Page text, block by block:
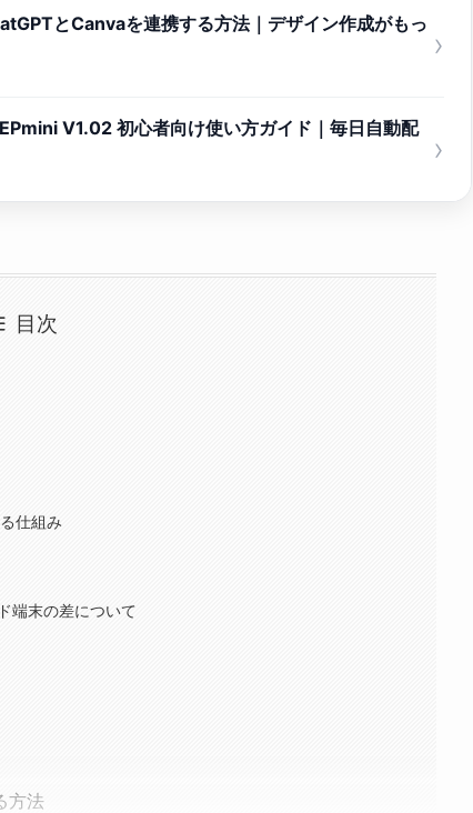
とCanvaを連携する方法｜デザイン作成がもっ
›
V1.02 初心者向け使い方ガイド｜毎日自動配
›
目次
仕組み
端末の差について
方法